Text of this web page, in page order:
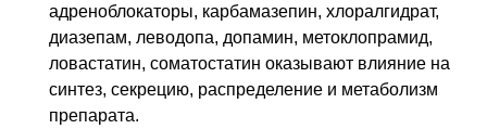
адреноблокаторы, карбамазепин, хлоралгидрат,
диазепам, леводопа, допамин, метоклопрамид,
ловастатин, соматостатин оказывают влияние на
синтез, секрецию, распределение и метаболизм
препарата.